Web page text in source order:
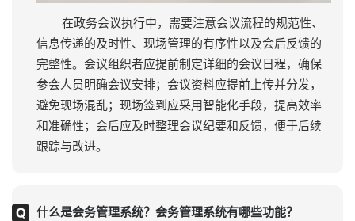
在政务会议执行中，需要注意会议流程的规范性、
信息传递的及时性、现场管理的有序性以及会后反馈的
完整性。会议组织者应提前制定详细的会议日程，确保
参会人员明确会议安排；会议资料应提前上传并分发，
避免现场混乱；现场签到应采用智能化手段，提高效率
和准确性；会后应及时整理会议纪要和反馈，便于后续
跟踪与改进。
什么是会务管理系统？会务管理系统有哪些功能？